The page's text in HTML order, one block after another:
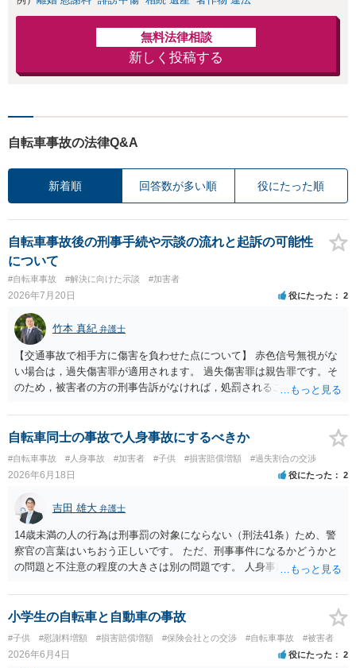
無料法律相談
新しく投稿する
自転車事故の法律Q&A
新着順 回答数が多い順 役にたった順
自転車事故後の刑事手続や示談の流れと起訴の可能性
について
#自転車事故 #解決に向けた示談 #加害者
2026年7月20日 役にたった 2
竹本 真紀 弁護士
【交通事故で相手方に傷害を負わせた点について】 赤色信号無視がな
い場合は，過失傷害罪が適用されます。 過失傷害罪は親告罪です。そ
のため，被害者の方の刑事告訴がなければ，処罰されることはありま
あれば，示談が成立すれば告訴をすることはないと思います。 したが
いまして，被害者との示談を優先し，これにより告訴がない状態とす
れば，刑事処分を受けることはなくなります。 一方，赤色信号無視が
あった場合は，少し複雑になります。 単純に過失傷害罪と判断される
のであれば，赤色信号無視がない場合と同じで，親告罪となります
（結論は上記と同じです。）。 ただ，赤信号無視（といっても，本件
では殊更無視にはなりません。看過です）は過失の中でも重大なもの
ですから，重過失致傷罪が成立すると判断される場合もあり得ると思
います。重過失致傷罪は親告罪ではありません。 もっとも，自転車よ
り重い自動車の場合には，過失運転致傷罪であっても，「傷害が軽い
場合には，情状により，その刑を免除することができる」との規定が
あります。したがいまして，不起訴にされる可能性が大きくなるので
す。 そうすると自転車でも同様に考えられ，２週間の怪我であれば，
被害者の意思により不起訴につながる可能性が大きくなるでしょう。
やはり示談交渉は大事になると思います。
自転車同士の事故で人身事故にするべきか
#自転車事故 #人身事故 #加害者 #子供 #損害賠償増額 #過失割合の交渉
2026年6月18日 役にたった 2
吉田 雄大 弁護士
14歳未満の人の行為は刑事罰の対象にならない（刑法41条）ため、警
察官の言葉はいちおう正しいです。 ただ、刑事事件になるかどうかと
の問題と不注意の程度の大きさは別の問題です。 人身事故の届出を行
はありません。
小学生の自転車と自動車の事故
#子供 #慰謝料増額 #損害賠償増額 #保険会社との交渉 #自転車事故 #被害者
2026年6月4日 役にたった 2